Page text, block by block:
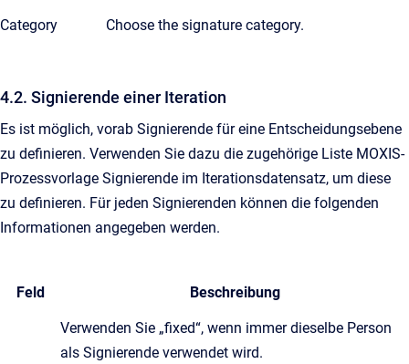
Category Choose the signature category.
4.2. Signierende einer Iteration
Es ist möglich, vorab Signierende für eine Entscheidungsebene
zu definieren. Verwenden Sie dazu die zugehörige Liste MOXIS-
Prozessvorlage Signierende im Iterationsdatensatz, um diese
zu definieren. Für jeden Signierenden können die folgenden
Informationen angegeben werden.
Feld Beschreibung
Verwenden Sie „fixed“, wenn immer dieselbe Person
als Signierende verwendet wird.